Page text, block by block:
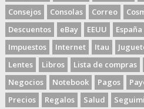
Consejos
Consolas Correo
Descuentos
eBay EEUU España
Impuestos
Internet Itau
Lentes
Libros Lista de compras
Negocios
Notebook Pagos
Precios
Regalos Salud